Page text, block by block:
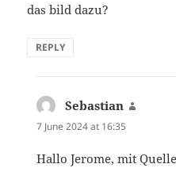
das bild dazu?
REPLY
Sebastian
7 June 2024 at 16:35
Hallo Jerome, mit